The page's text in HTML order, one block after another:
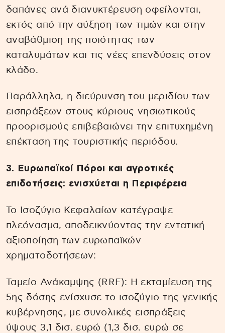
δαπάνες ανά διανυκτέρευση οφείλονται,
εκτός από την αύξηση των τιμών και στην
αναβάθμιση της ποιότητας των
καταλυμάτων και τις νέες επενδύσεις στον
κλάδο.
Παράλληλα, η διεύρυνση του μεριδίου των
εισπράξεων στους κύριους νησιωτικούς
προορισμούς επιβεβαιώνει την επιτυχημένη
επέκταση της τουριστικής περιόδου.
3. Ευρωπαϊκοί Πόροι και αγροτικές
επιδοτήσεις: ενισχύεται η Περιφέρεια
Το Ισοζύγιο Κεφαλαίων κατέγραψε
πλεόνασμα, αποδεικνύοντας την εντατική
αξιοποίηση των ευρωπαϊκών
χρηματοδοτήσεων:
Ταμείο Ανάκαμψης (RRF): Η εκταμίευση της
5ης δόσης ενίσχυσε το ισοζύγιο της γενικής
κυβέρνησης, με συνολικές εισπράξεις
ύψους 3,1 δισ. ευρώ (1,3 δισ. ευρώ σε